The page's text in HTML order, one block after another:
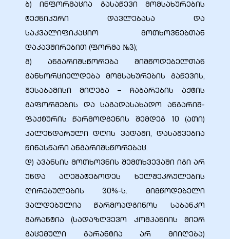
ბ) ინფორმაცია გასაწევი მომსახურების
ტექნიკური დავლებასა და
საკვალიფიკაციო მოთხოვნებთან
დაკავშირებით (ფორმა №3);
გ) ანგარიშსწორება მიმწოდებელთან
განხორციელდება მომსახურების გაწევის,
შესაბამისი მიღება – ჩაბარების აქტის
გაფორმების და საგადასახადო ანგარიშ-
ფაქტურის წარმოდგენის შემდეგ 10 (ათი)
კალენდარული დღის ვადაში, დასაშვებია
წინასწარი ანგარიშსწორებაც.
დ) ავანსის მოთხოვნის შემთხვევაში იგი არ
უნდა აღემატებოდეს ხელშეკრულების
ღირებულების 30%-ს. მიმწოდებელი
ვალდებულია წარმოადგინოს საბანკო
გარანტია (სადაზღვევო კომპანიის მიერ
გაცემული გარანტია არ მიიღება)